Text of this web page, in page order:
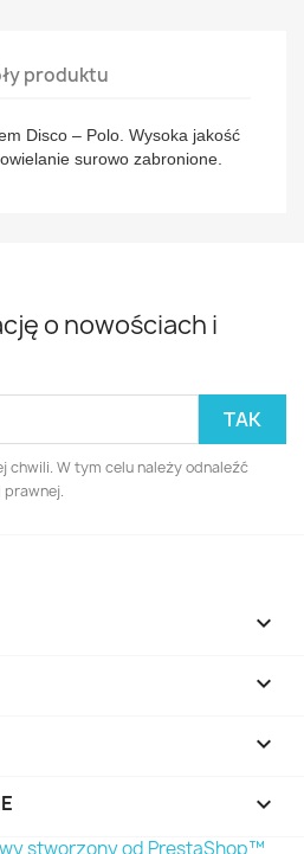
produktu
Disco – Polo. Wysoka jakość
surowo zabronione.
o nowościach i
chwili. W tym celu należy odnaleźć



keyboard_arrow_down
stworzony od PrestaShop™